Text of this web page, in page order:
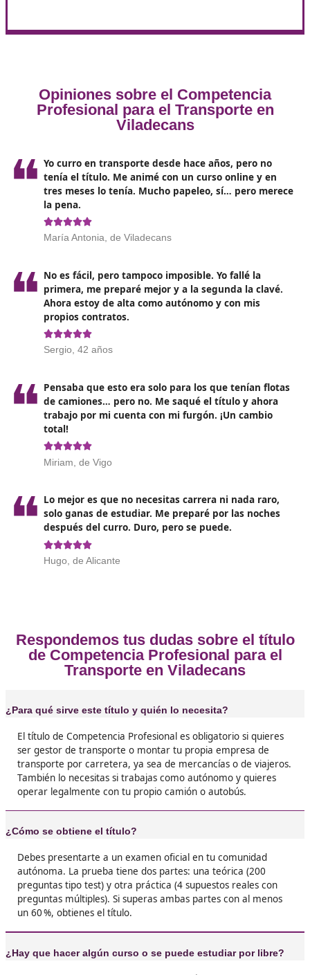
Lo que necesito para sacarme el
título en Viladecans
Para inscribirse en el curso que lleva al título de
profesional de transporte,los solicitantes deben
con ciertos requisitos
comunidad autónoma, pero en general incluyen:
Formación académica: Se recomienda poseer al
título de Educación Secundaria Obligatoria (ESO) o
equivalente, aunque en algunos casos podría
experiencia laboral previa en el sector.
Certificado médico: Presentar un certificado que
relacionadas con el transporte.
Además, aunque no es obligatorio, tener alguna
previa en el sector puede ser muy beneficioso para
comprender mejor los conceptos que se enseñarán
el curso.
Viladecans
❝ tenía el título. Me animé con un curso online
la pena.
  
María Antonia, de Viladecans
❝
No es fácil, pero tampoco imposible. Yo fallé la
Ahora estoy de alta como autónomo y con mis
propios contratos.
 
Sergio, 42 años
Pensaba que esto era solo para los que